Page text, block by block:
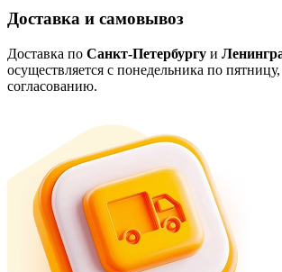
Доставка и самовывоз
Доставка по Санкт-Петербургу и
осуществляется с понедельника по
согласованию.